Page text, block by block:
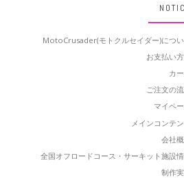
MotoCrusader(モトクルセイダー)につ
お支払い
カ
ご注文の
マイペ
メインコンテ
会社
全国オフロードコース・サーキット施設
制作